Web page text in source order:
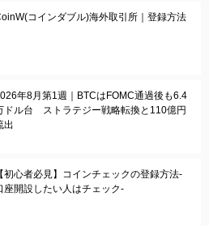
コインダブル)海外取引所｜登録方法
年8月第1週｜BTCはFOMC通過後も6.4
ドル台 ストラテジー戦略転換と110億円
出
【初心者必見】コインチェックの登録方法-
座開設したい人はチェック-